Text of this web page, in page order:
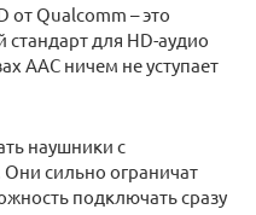
Qualcomm – это
для HD-аудио
AAC ничем не уступает
наушники с
сильно ограничат
подключать сразу